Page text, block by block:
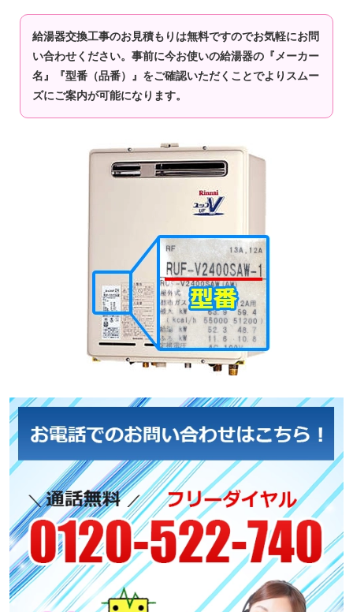
給湯器交換工事のお見積もりは無料ですのでお気軽にお問
い合わせください。事前に今お使いの給湯器の『メーカー
名』『型番（品番）』をご確認いただくことでよりスムー
ズにご案内が可能になります。